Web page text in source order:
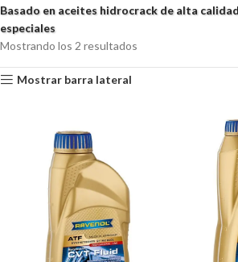
Basado en aceites hidrocrack de alta
especiales
Mostrando los 2 resultados
Mostrar barra lateral